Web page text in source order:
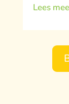
Lees